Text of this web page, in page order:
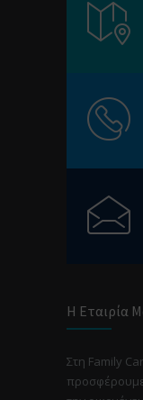
Η Εταιρία
Στη Family
προσφέρουμε